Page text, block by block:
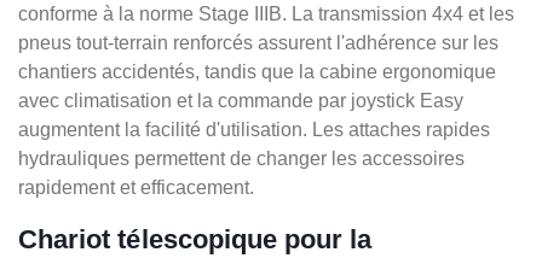
conforme à la norme Stage IIIB. La transmission 4x4 et les
pneus tout-terrain renforcés assurent l'adhérence sur les
chantiers accidentés, tandis que la cabine ergonomique
avec climatisation et la commande par joystick Easy
augmentent la facilité d'utilisation. Les attaches rapides
hydrauliques permettent de changer les accessoires
rapidement et efficacement.
Chariot télescopique pour la